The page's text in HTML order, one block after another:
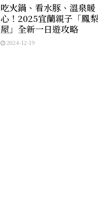
吃火鍋、看水豚、溫泉暖
心！2025宜蘭親子「鳳梨
屋」全新一日遊攻略
2024-12-19